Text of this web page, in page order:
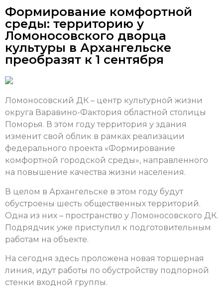
Формирование комфортной
среды: территорию у
Ломоносовского дворца
культуры в Архангельске
преобразят к 1 сентября
Ломоносовский ДК – центр культурной жизни
округа Варавино-Фактория областной столицы
Поморья. В этом году территория у здания
изменит свой облик в рамках реализации
федерального проекта «Формирование
комфортной городской среды», направленного
на повышение качества жизни населения.
В целом в Архангельске в этом году будут
обустроены шесть общественных территорий.
Одна из них – пространство у Ломоносовского ДК.
Подрядчик уже приступил к подготовительным
работам на объекте.
На сегодня здесь проложена новая торшерная
линия, идут работы по обустройству подпорной
стенки входной группы.